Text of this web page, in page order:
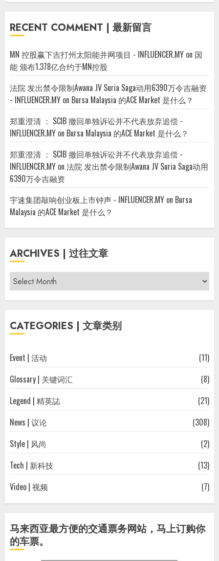
RECENT COMMENT | 最新留言
MN 控股赢下吉打州太阳能并网项目 - INFLUENCER.MY on 国
能 颁布1.378亿合约于MN控股
法院 发出禁令限制Awana JV Suria Saga动用6390万令吉融资
- INFLUENCER.MY on Bursa Malaysia 的ACE Market 是什么？
郑重澄清 ： SCIB 撤回单独诉讼并不代表放弃追偿 -
INFLUENCER.MY on Bursa Malaysia 的ACE Market 是什么？
郑重澄清 ： SCIB 撤回单独诉讼并不代表放弃追偿 -
INFLUENCER.MY on 法院 发出禁令限制Awana JV Suria Saga动用
6390万令吉融资
宇速集团敲响创业板上市钟声 - INFLUENCER.MY on Bursa
Malaysia 的ACE Market 是什么？
ARCHIVES | 过往文章
Archives
|
过
文
CATEGORIES | 文章类别
Event | 活动
(11)
Glossary | 关键词汇
(8)
Legend | 精英誌
(21)
News | 议论
(308)
Style | 风尚
(2)
Tech | 新科技
(13)
Video | 视频
(7)
马来西亚最方便的交通票务网站，马上订购你
的车票。